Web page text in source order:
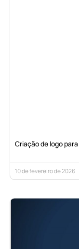
Criação de logo
10 de fevereiro de 2026